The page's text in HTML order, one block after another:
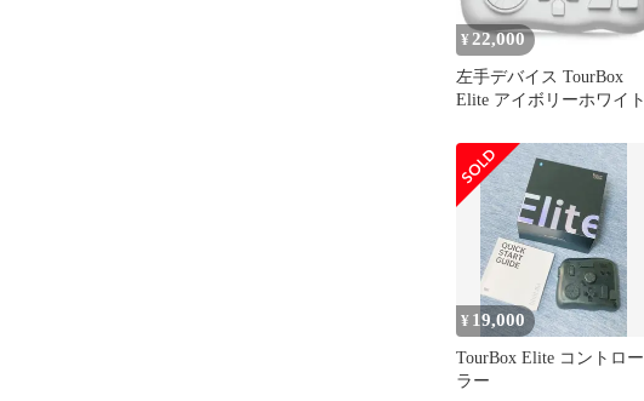
¥ 22,000
左手デバイス TourBox
Elite アイボリーホワイト
¥ 19,000
TourBox Elite コントロー
ラー